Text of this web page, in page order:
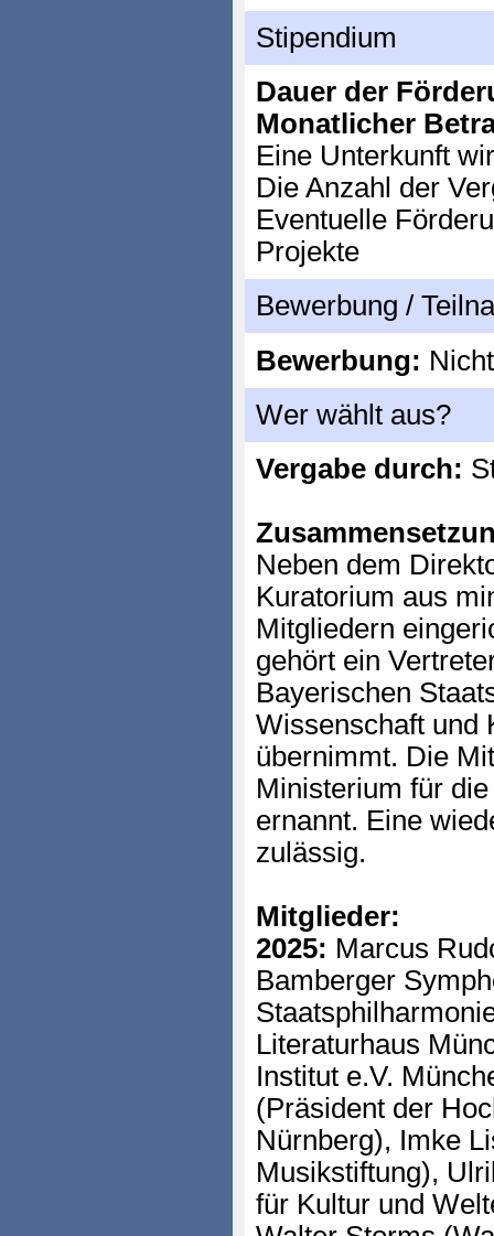
Stipendium
Dauer der
Monatlicher
Eine Unterkunft
Die Anzahl der
Eventuelle
Projekte
Bewerbung /
Bewerbung:
Wer wählt aus?
Vergabe durch:
Neben dem
Kuratorium aus
Mitgliedern
gehört ein
Bayerischen
Wissenschaft und
übernimmt. Die
Ministerium für
ernannt. Eine
zulässig.
Mitglieder:
2025: Marcus
Bamberger
Literaturhaus
Institut e.V.
(Präsident der
Nürnberg), Imke
Musikstiftung),
für Kultur und